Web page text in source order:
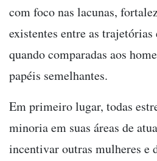
com foco nas lacunas,
existentes entre as
quando comparadas aos
papéis semelhantes.
Em primeiro lugar, todas
minoria em suas áreas de
incentivar outras mulheres e